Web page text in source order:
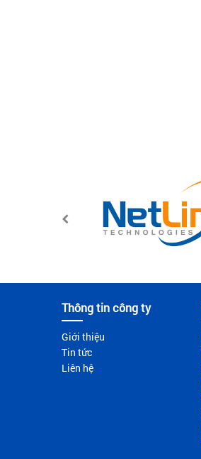
Thông tin công ty
Giới thiệu
Tin tức
Liên hệ